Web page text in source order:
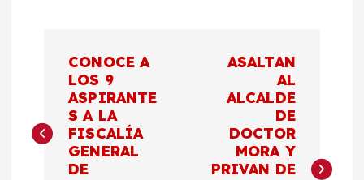
v
CONOCE A
LOS 9
ASPIRANTE
S A LA
FISCALÍA
GENERAL
DE
ASALTAN
AL
ALCALDE
DE
DOCTOR
MORA Y
PRIVAN DE